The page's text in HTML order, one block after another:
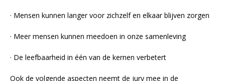
· Mensen kunnen langer voor zichzelf en elkaar blijven zorgen
· Meer mensen kunnen meedoen in onze samenleving
· De leefbaarheid in één van de kernen verbetert
Ook de volgende aspecten neemt de jury mee in de